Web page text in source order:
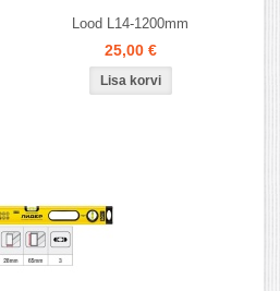
Lood L14-1200mm
25,00 €